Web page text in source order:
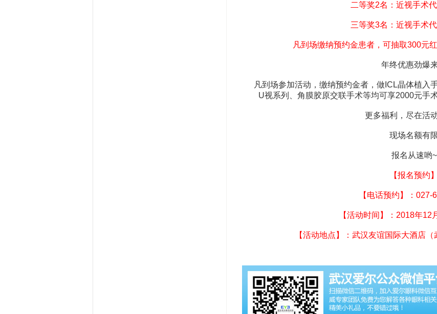
二等奖2名：近视手术代
三等奖3名：近视手术代
凡到场缴纳预约金患者，可抽取300元红
年终优惠劲爆
凡到场参加活动，缴纳预约金者，做ICL晶体植入
U视系列、角膜胶原交联手术等均可享2000元手
更多福利，尽在活动
现场名额有
报名从速哟~
【报名预约】
【电话预约】：027-
【活动时间】：2018年12
【活动地点】：武汉友谊国际大酒店（